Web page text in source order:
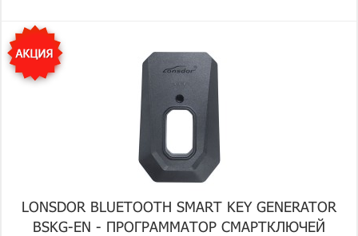
LONSDOR BLUETOOTH SMART KEY GENERATOR
BSKG-EN - ПРОГРАММАТОР СМАРТКЛЮЧЕЙ